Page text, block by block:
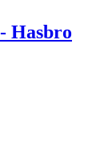
Hasbro